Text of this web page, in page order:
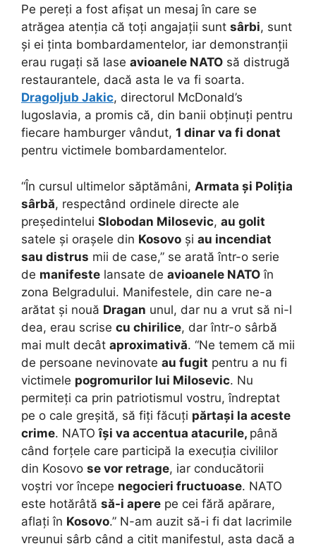
Pe pereți a fost afișat un mesaj în care se
atrăgea atenția că toți angajații sunt sârbi, sunt
și ei ținta bombardamentelor, iar demonstranții
erau rugați să lase avioanele NATO să distrugă
restaurantele, dacă asta le va fi soarta.
Dragoljub Jakic, directorul McDonald’s
Iugoslavia, a promis că, din banii obținuți pentru
fiecare hamburger vândut, 1 dinar va fi donat
pentru victimele bombardamentelor.
“În cursul ultimelor săptămâni, Armata și Poliția
sârbă, respectând ordinele directe ale
președintelui Slobodan Milosevic, au golit
satele și orașele din Kosovo și au incendiat
sau distrus mii de case,” se arată într-o serie
de manifeste lansate de avioanele NATO în
zona Belgradului. Manifestele, din care ne-a
arătat și nouă Dragan unul, dar nu a vrut să ni-l
dea, erau scrise cu chirilice, dar într-o sârbă
mai mult decât aproximativă. “Ne temem că mii
de persoane nevinovate au fugit pentru a nu fi
victimele pogromurilor lui Milosevic. Nu
permiteți ca prin patriotismul vostru, îndreptat
pe o cale greșită, să fiți făcuți părtași la aceste
crime. NATOîși va accentua atacurile, până
când forțele care participă la execuția civililor
din Kosovo se vor retrage, iar conducătorii
voștri vor începe negocieri fructuoase. NATO
este hotărâtă să-i apere pe cei fără apărare,
aflați în Kosovo.” N-am auzit să-i fi dat lacrimile
vreunui sârb când a citit manifestul, asta dacă a